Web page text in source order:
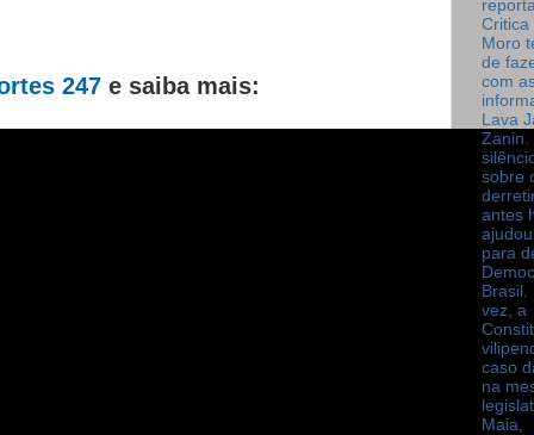
247 e saiba mais:
Critica
Moro
de
com
Lava
Zanin.
sobre
antes
para
Brasil.
vez, a
caso
na
Maia,